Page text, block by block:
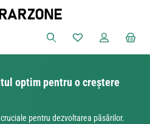
Aveți 0 articole
optim pentru o creștere
pentru dezvoltarea păsărilor.